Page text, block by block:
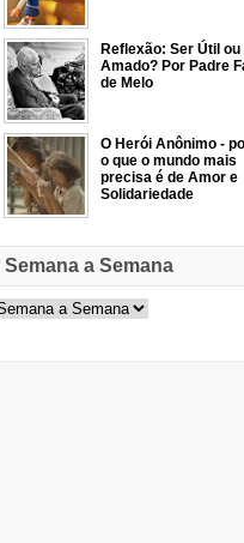
Reflexão: Ser Útil ou
Amado? Por Padre
de Melo
O Herói Anônimo -
o que o mundo mais
precisa é de Amor e
Solidariedade
Semana a Semana